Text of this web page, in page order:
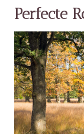
Perfecte